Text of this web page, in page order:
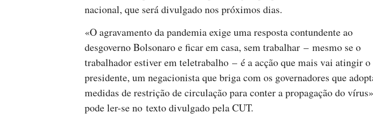
nacional, que será divulgado nos próximos dias.
«O agravamento da pandemia exige uma resposta contundente ao
desgoverno Bolsonaro e ficar em casa, sem trabalhar – mesmo se o
trabalhador estiver em teletrabalho – é a acção que mais vai atingir o
presidente, um negacionista que briga com os governadores que
medidas de restrição de circulação para conter a propagação do
pode ler-se no texto divulgado pela CUT.